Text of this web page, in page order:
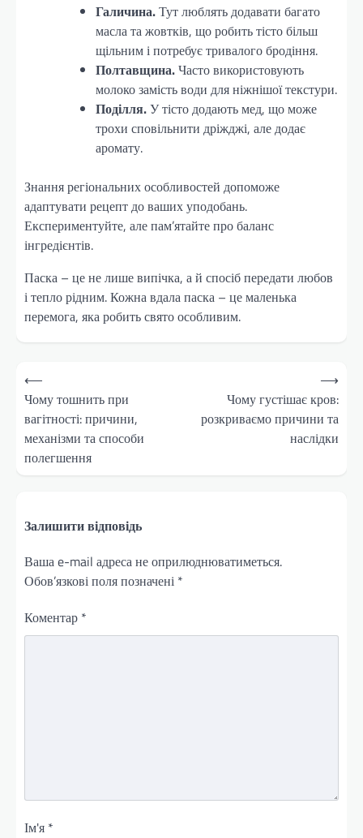
Галичина.Тут люблять додавати багато
масла та жовтків, що робить тісто більш
щільним і потребує тривалого бродіння.
Полтавщина.Часто використовують
молоко замість води для ніжнішої текстури.
Поділля.У тісто додають мед, що може
трохи сповільнити дріжджі, але додає
аромату.
Знання регіональних особливостей допоможе
адаптувати рецепт до ваших уподобань.
Експериментуйте, але пам’ятайте про баланс
інгредієнтів.
Паска – це не лише випічка, а й спосіб передати любов
і тепло рідним. Кожна вдала паска – це маленька
перемога, яка робить свято особливим.
Навігація
записів
⟵
Чому тошнить при
вагітності: причини,
механізми та способи
полегшення
Чому густішає кров:
розкриваємо причини та
наслідки
⟶
Залишити відповідь
Ваша e-mail адреса не оприлюднюватиметься.
Обов’язкові поля позначені *
Коментар *
Ім'я *